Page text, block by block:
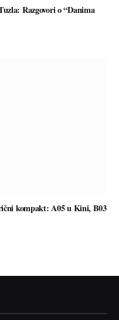
Razgovori o “Danima
kompakt: A05 u Kini, B03